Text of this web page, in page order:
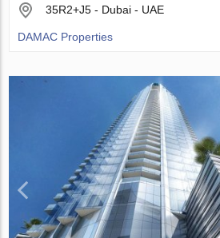
35R2+J5 - Dubai - UAE
DAMAC Properties